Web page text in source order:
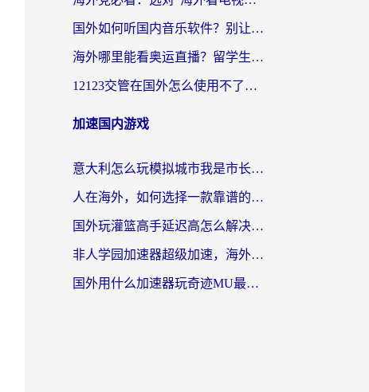
国外如何听国内音乐软件？别让地域限制，断了你的中文歌单
海外哪里能看奥运直播？留学生&海外华人必看的体育赛事观赛终极指南
12123交管在国外怎么使用不了？海外华人必看的无缝访问国内资源指南
加速国内游戏
意大利怎么玩模拟城市我是市长？海外党国服游戏加速终极攻略（附三国3量子特攻解决办法）
人在海外，如何选择一款靠谱的玩剑灵2加速器？
国外玩灌篮高手延迟高怎么解决？海外玩家国服游戏加速终极指南
非人学园加速器超级加速，海外玩家重返国服的通行证
国外用什么加速器玩奇迹MU最好？2026海外玩家国服游戏加速全攻略